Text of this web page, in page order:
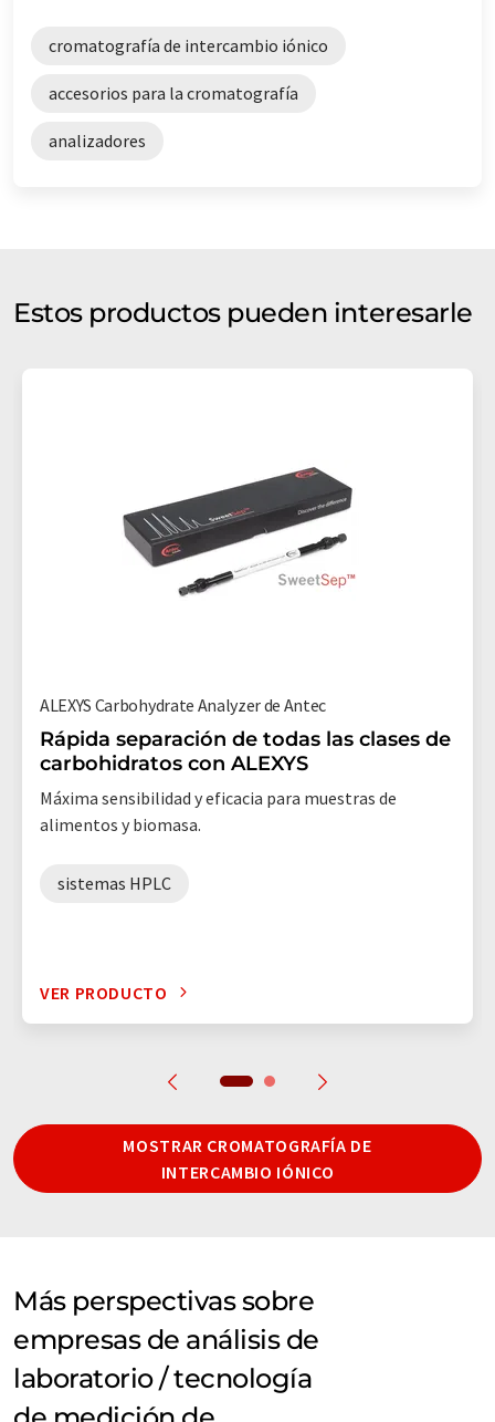
cromatografía de intercambio iónico
accesorios para la cromatografía
analizadores
Estos productos pueden interesarle
ALEXYS Carbohydrate Analyzer de Antec
Rápida separación de todas las clases de
carbohidratos con ALEXYS
Máxima sensibilidad y eficacia para muestras de
alimentos y biomasa.
sistemas HPLC
VER PRODUCTO
MOSTRAR CROMATOGRAFÍA DE
INTERCAMBIO IÓNICO
Más perspectivas sobre
empresas de análisis de
laboratorio / tecnología